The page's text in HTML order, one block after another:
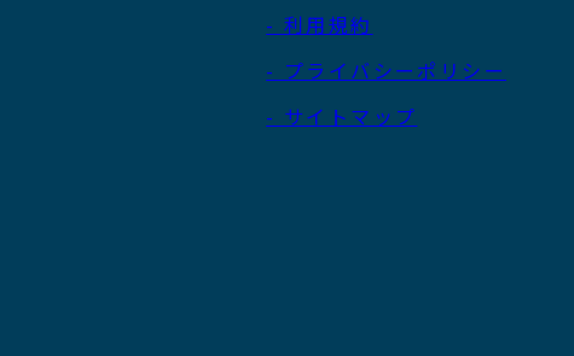
- 利用規約
- プライバシーポリシー
- サイトマップ